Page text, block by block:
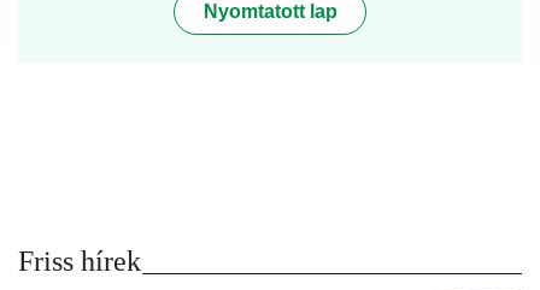
Nyomtatott lap
Friss hírek